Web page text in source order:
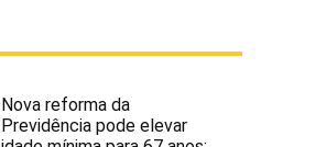
Nova reforma da
Previdência pode elevar